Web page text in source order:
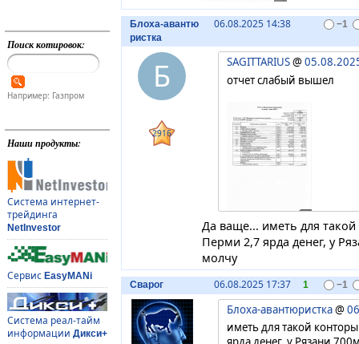
Поиск котировок:
Например: Газпром
Наши продукты:
Система интернет-
трейдинга
NetInvestor
Сервис EasyMANi
Система реал-тайм
информации Дикси+
Блоха-авантю
ристка
06.08.2025 14:38 −1
Б
2916
SAGITTARIUS@
отчет слабый вышел
Да ваще... иметь для
Перми 2,7 ярда денег, у
молчу
Сварог 06.08.2025 17:37 1 −1
Блоха-авантюристка@
иметь для такой